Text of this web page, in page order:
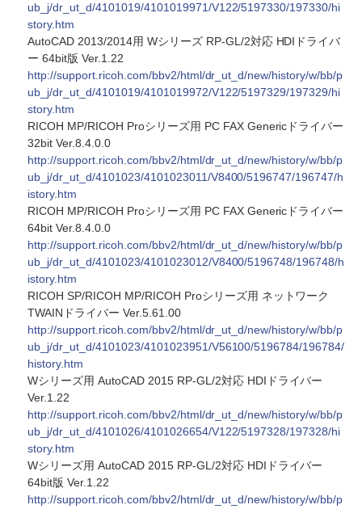
ub_j/dr_ut_d/4101019/4101019971/V122/5197330/197330/hi
story.htm
AutoCAD 2013/2014用 Wシリーズ RP-GL/2対応 HDIドライバ
ー 64bit版 Ver.1.22
http://support.ricoh.com/bbv2/html/dr_ut_d/new/history/w/bb/p
ub_j/dr_ut_d/4101019/4101019972/V122/5197329/197329/hi
story.htm
RICOH MP/RICOH Proシリーズ用 PC FAX Genericドライバー
32bit Ver.8.4.0.0
http://support.ricoh.com/bbv2/html/dr_ut_d/new/history/w/bb/p
ub_j/dr_ut_d/4101023/4101023011/V8400/5196747/196747/h
istory.htm
RICOH MP/RICOH Proシリーズ用 PC FAX Genericドライバー
64bit Ver.8.4.0.0
http://support.ricoh.com/bbv2/html/dr_ut_d/new/history/w/bb/p
ub_j/dr_ut_d/4101023/4101023012/V8400/5196748/196748/h
istory.htm
RICOH SP/RICOH MP/RICOH Proシリーズ用 ネットワーク
TWAINドライバー Ver.5.61.00
http://support.ricoh.com/bbv2/html/dr_ut_d/new/history/w/bb/p
ub_j/dr_ut_d/4101023/4101023951/V56100/5196784/196784/
history.htm
Wシリーズ用 AutoCAD 2015 RP-GL/2対応 HDIドライバー
Ver.1.22
http://support.ricoh.com/bbv2/html/dr_ut_d/new/history/w/bb/p
ub_j/dr_ut_d/4101026/4101026654/V122/5197328/197328/hi
story.htm
Wシリーズ用 AutoCAD 2015 RP-GL/2対応 HDIドライバー
64bit版 Ver.1.22
http://support.ricoh.com/bbv2/html/dr_ut_d/new/history/w/bb/p